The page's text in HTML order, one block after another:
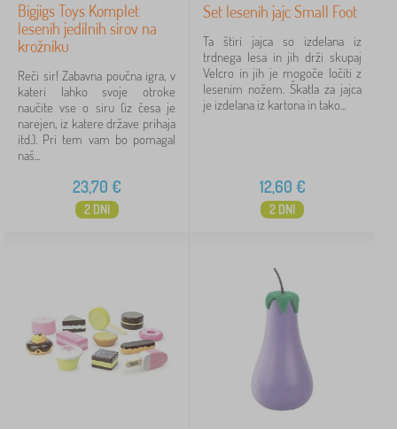
Bigjigs Toys Komplet
lesenih jedilnih sirov na
krožniku
Reči sir! Zabavna poučna igra, v
kateri lahko svoje otroke
naučite vse o siru (iz česa je
narejen, iz katere države prihaja
itd.). Pri tem vam bo pomagal
naš...
23,70 €
2 DNI
Set lesenih jajc Small Foot
Ta štiri jajca so izdelana iz
trdnega lesa in jih drži skupaj
Velcro in jih je mogoče ločiti z
lesenim nožem. Škatla za jajca
je izdelana iz kartona in tako...
12,60 €
2 DNI